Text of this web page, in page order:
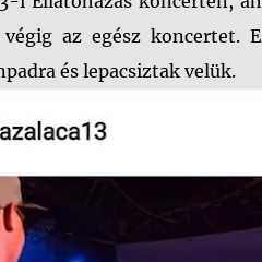
az egész koncertet.
és lepacsiztak velük.